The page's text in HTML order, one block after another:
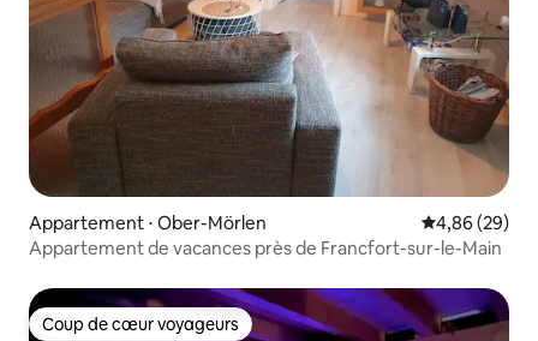
Appartement ⋅ Ober-Mörlen Évaluation
4,86 (29)
Appartement de vacances près de Francfort-sur-le-Main
Coup de cœur voyageurs
Coup de cœur voyageurs